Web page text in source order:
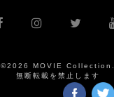
©2026 MOVIE Collection.
無断転載を禁止します